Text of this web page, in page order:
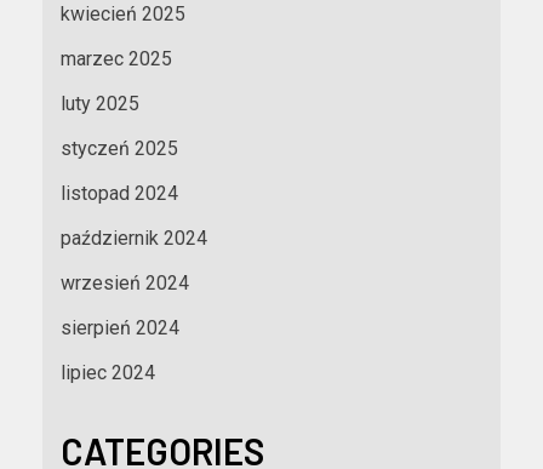
kwiecień 2025
marzec 2025
luty 2025
styczeń 2025
listopad 2024
październik 2024
wrzesień 2024
sierpień 2024
lipiec 2024
CATEGORIES